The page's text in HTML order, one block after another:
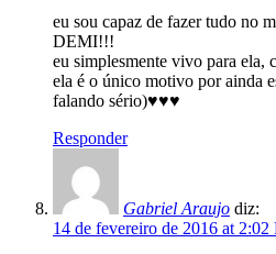
eu sou capaz de fazer tudo no
DEMI!!!
eu simplesmente vivo para ela,
ela é o único motivo por ainda
falando sério)♥♥♥
Responder
Gabriel Araujo diz:
14 de fevereiro de 2016 at 2:02